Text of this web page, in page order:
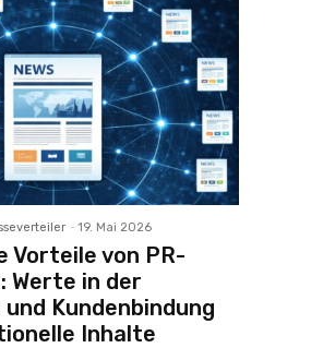
- 19. Mai 2026
Vorteile von PR-
Werte in der
Kundenbindung
Inhalte